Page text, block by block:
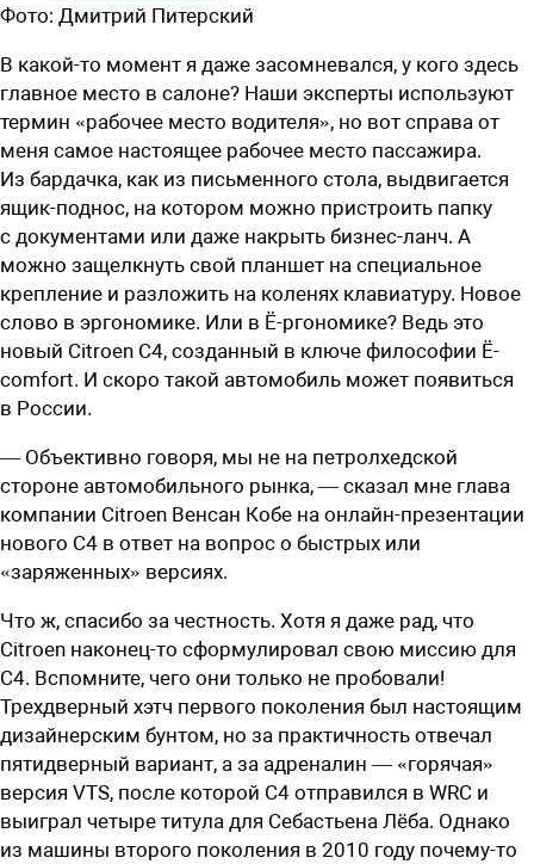
Фото: Дмитрий Питерский
В какой-то момент я даже засомневался, у кого здесь
главное место в салоне? Наши эксперты используют
термин «рабочее место водителя», но вот справа от
меня самое настоящее рабочее место пассажира.
Из бардачка, как из письменного стола, выдвигается
ящик-поднос, на котором можно пристроить папку
с документами или даже накрыть бизнес-ланч. А
можно защелкнуть свой планшет на специальное
крепление и разложить на коленях клавиатуру. Новое
слово в эргономике. Или в Ё-ргономике? Ведь это
новый Citroen C4, созданный в ключе философии Ё-
comfort. И скоро такой автомобиль может появиться
в России.
— Объективно говоря, мы не на петролхедской
стороне автомобильного рынка, — сказал мне глава
компании Citroen Венсан Кобе на онлайн-презентации
нового С4 в ответ на вопрос о быстрых или
«заряженных» версиях.
Что ж, спасибо за честность. Хотя я даже рад, что
Citroen наконец-то сформулировал свою миссию для
C4. Вспомните, чего они только не пробовали!
Трехдверный хэтч первого поколения был настоящим
дизайнерским бунтом, но за практичность отвечал
пятидверный вариант, а за адреналин — «горячая»
версия VTS, после которой С4 отправился в WRC и
выиграл четыре титула для Себастьена Лёба. Однако
из машины второго поколения в 2010 году почему-то